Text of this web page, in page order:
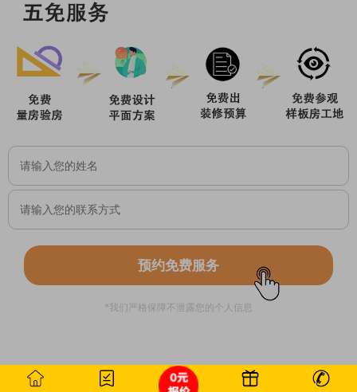
预约免费服务
*我们严格保障不泄露您的个人信息